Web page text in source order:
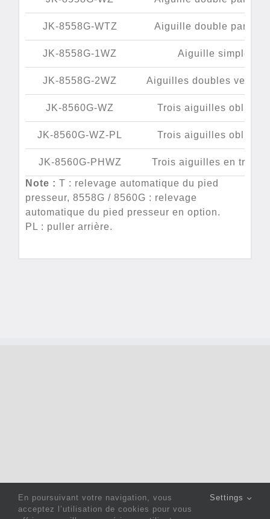
JK-8558G-WTZ Aiguille double
JK-8558G-1WZ Aiguille simple
JK-8558G-2WZ Aiguilles doubles
JK-8560G-WZ Trois aiguilles obliques
JK-8560G-WZ-PL Trois aiguilles obliques
JK-8560G-PHWZ Trois aiguilles en
Note : T : relevage automatique du pied
presseur, 8558G / 8560G : relevage
automatique du pied presseur en option.
PL : puller arrière.
En poursuivant votre navigation, vous
acceptez l’utilisation de cookies pour vous
Settings